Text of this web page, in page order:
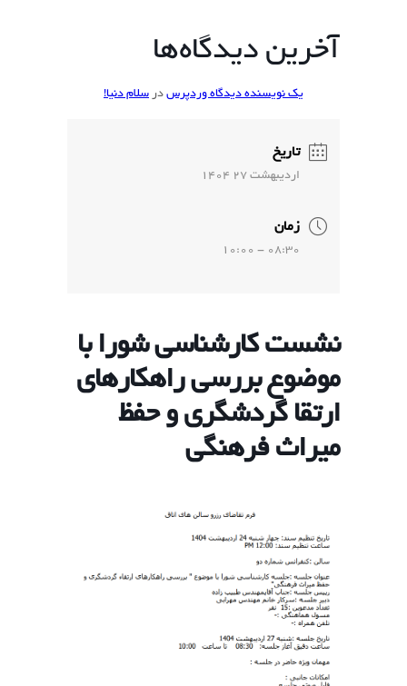
آخرین دیدگاه‌ها
یک نویسنده دیدگاه وردپرس در سلام دنیا!
تاریخ
ارديبهشت 27 1404
زمان
08:30 - 10:00
نشست کارشناسی شورا با
موضوع بررسی راهکارهای
ارتقا گردشگری و حفظ
میراث فرهنگی